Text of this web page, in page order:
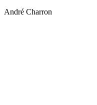
André Charron